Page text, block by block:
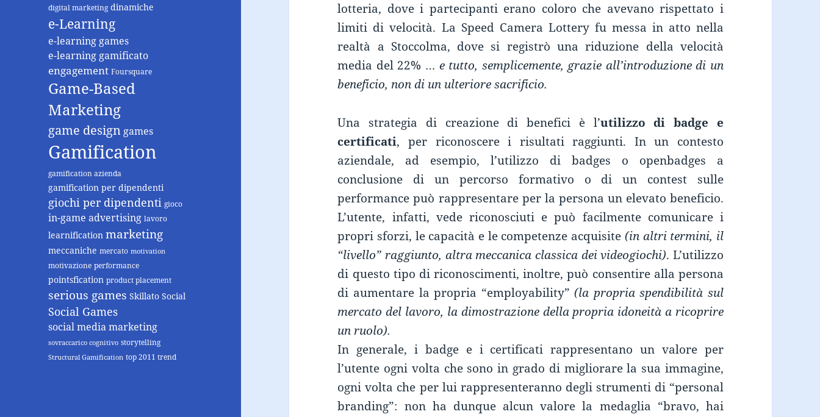
digital marketing dinamiche
e-Learning
e-learning games
e-learning gamificato
engagement Foursquare
Game-Based
Marketing
game design games
Gamification
gamification azienda
gamification per dipendenti
giochi per dipendenti gioco
in-game advertising lavoro
learnification marketing
meccaniche mercato motivation
motivazione performance
pointsfication product placement
serious games Skillato Social
Social Games
social media marketing
sovraccarico cognitivo storytelling
Structural Gamification top 2011 trend
lotteria, dove i partecipanti erano coloro che avevano rispettato i
limiti di velocità. La Speed Camera Lottery fu messa in atto nella
realtà a Stoccolma, dove si registrò una riduzione della velocità
media del 22% … e tutto, semplicemente, grazie all’introduzione di un
beneficio, non di un ulteriore sacrificio.
Una strategia di creazione di benefici è l’utilizzo di badge e
certificati, per riconoscere i risultati raggiunti. In un contesto
aziendale, ad esempio, l’utilizzo di badges o openbadges a
conclusione di un percorso formativo o di un contest sulle
performance può rappresentare per la persona un elevato beneficio.
L’utente, infatti, vede riconosciuti e può facilmente comunicare i
propri sforzi, le capacità e le competenze acquisite (in altri termini, il
“livello” raggiunto, altra meccanica classica dei videogiochi). L’utilizzo
di questo tipo di riconoscimenti, inoltre, può consentire alla persona
di aumentare la propria “employability” (la propria spendibilità sul
mercato del lavoro, la dimostrazione della propria idoneità a ricoprire
un ruolo).
In generale, i badge e i certificati rappresentano un valore per
l’utente ogni volta che sono in grado di migliorare la sua immagine,
ogni volta che per lui rappresenteranno degli strumenti di “personal
branding”: non ha dunque alcun valore la medaglia “bravo, hai